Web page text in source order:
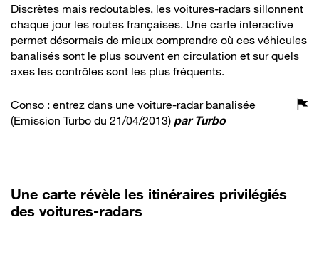
Discrètes mais redoutables, les voitures-radars sillonnent
chaque jour les routes françaises. Une carte interactive
permet désormais de mieux comprendre où ces véhicules
banalisés sont le plus souvent en circulation et sur quels
axes les contrôles sont les plus fréquents.
Conso : entrez dans une voiture-radar banalisée
(Emission Turbo du 21/04/2013) parTurbo
Une carte révèle les itinéraires privilégiés
des voitures-radars